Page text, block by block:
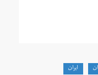
ايران